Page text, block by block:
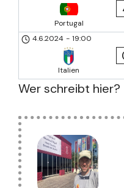
Portugal
4.6.2024 - 19:00
Italien
Wer schreibt hier?